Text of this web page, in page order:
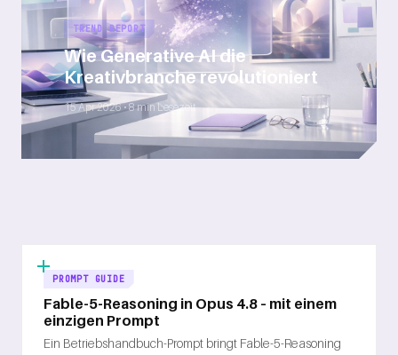
TREND REPORT
Wie Generative AI die
Kreativbranche revolutioniert
15 Apr 2026 • 8 min Lesezeit
PROMPT GUIDE
Fable-5-Reasoning in Opus 4.8 – mit einem
einzigen Prompt
Ein Betriebshandbuch-Prompt bringt Fable-5-Reasoning